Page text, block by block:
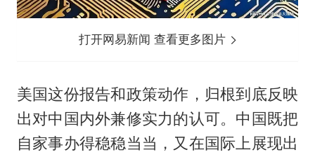
打开网易新闻 查看更多图片
美国这份报告和政策动作，归根到底反映
出对中国内外兼修实力的认可。中国既把
自家事办得稳稳当当，又在国际上展现出